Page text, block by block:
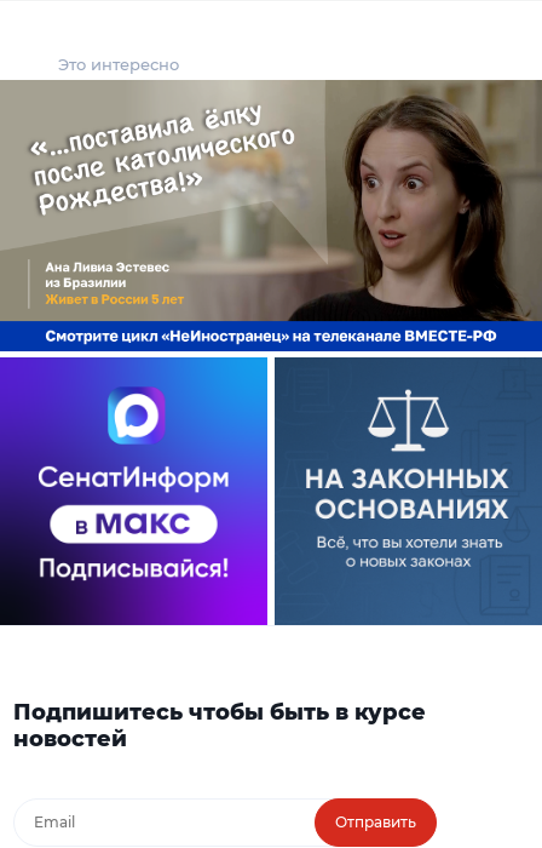
Это интересно
Подпишитесь чтобы быть в курсе
новостей
Отправить